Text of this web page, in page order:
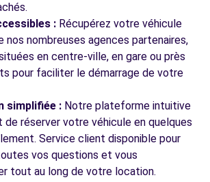
: Récupérez votre véhicule
nos nombreuses agences partenaires,
en centre-ville, en gare ou près
pour faciliter le démarrage de votre
simplifiée : Notre plateforme intuitive
de réserver votre véhicule en quelques
Service client disponible pour
vos questions et vous
tout au long de votre location.